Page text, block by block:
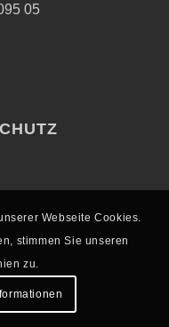
05
Webseite Cookies.
stimmen Sie unseren
zu.